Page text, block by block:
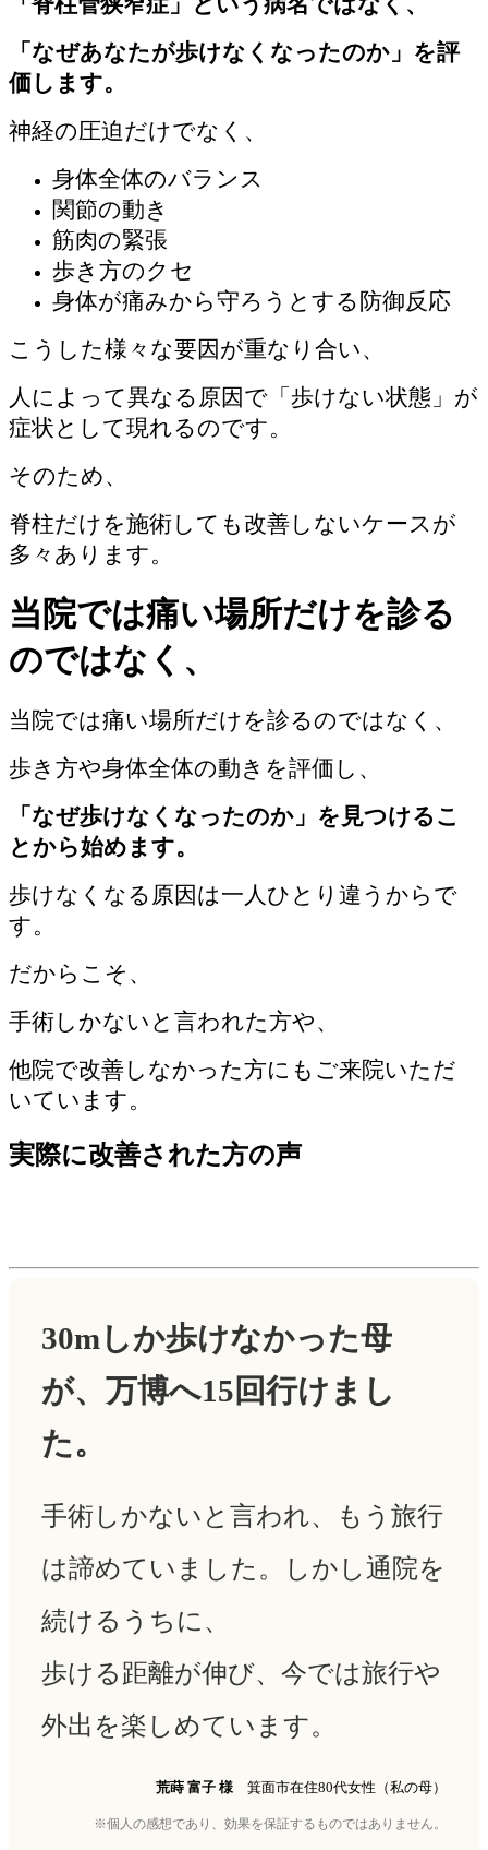
「なぜあなたが歩けなくなったのか」を評
価します。
神経の圧迫だけでなく、
身体全体のバランス
関節の動き
筋肉の緊張
歩き方のクセ
身体が痛みから守ろうとする防御反応
こうした様々な要因が重なり合い、
人によって異なる原因で「歩けない状態」が
症状として現れるのです。
そのため、
脊柱だけを施術しても改善しないケースが
多々あります。
当院では痛い場所だけを診る
のではなく、
当院では痛い場所だけを診るのではなく、
歩き方や身体全体の動きを評価し、
「なぜ歩けなくなったのか」を見つけるこ
とから始めます。
歩けなくなる原因は一人ひとり違うからで
す。
だからこそ、
手術しかないと言われた方や、
他院で改善しなかった方にもご来院いただ
いています。
実際に改善された方の声
30mしか歩けなかった母
が、万博へ15回行けまし
た。
手術しかないと言われ、
もう旅行
は諦めていました。しかし通院を
続けるうちに、
歩ける距離が伸び、 今では旅行や
外出を楽しめています。
荒蒔 富子 様 箕面市在住80代女性（私の母）
※個人の感想であり、効果を保証するものではありません。